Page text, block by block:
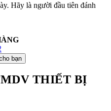
Hãy là người đầu tiên đánh
bạn
THIẾT BỊ